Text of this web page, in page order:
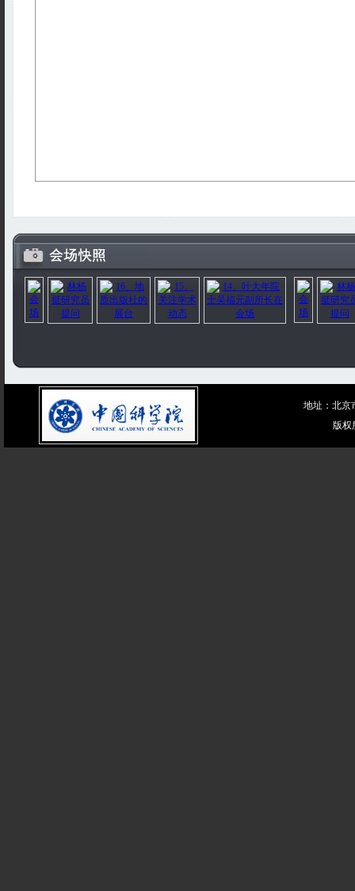
地址：北京
版权